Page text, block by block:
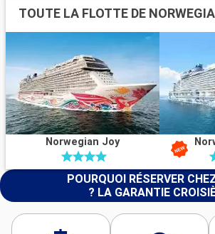
TOUTE LA FLOTTE DE
Norwegian Joy
POURQUOI RÉSERVER
? LA GARANTIE